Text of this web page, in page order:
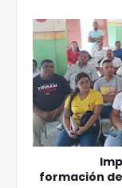
formación